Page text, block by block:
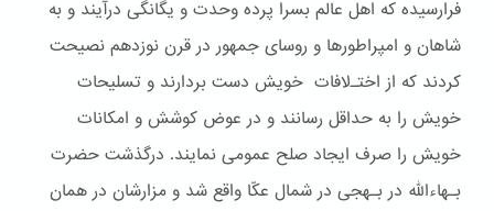
فرارسیده که اهل عالم بسرا پرده وحدت و یگانگی درآیند و به
شاهان و امپراطورها و روسای جمهور در قرن نوزدهم نصیحت
کردند که از اختـﻻفات خویش دست بردارند و تسلیحات
خویش را به حداقل رسانند و در عوض کوشش و امکانات
خویش را صرف ایجاد صلح عمومی نمایند. درگذشت حضرت
بـهاءالله در بـهجی در شمال عکّا واقع شد و مزارشان در همان